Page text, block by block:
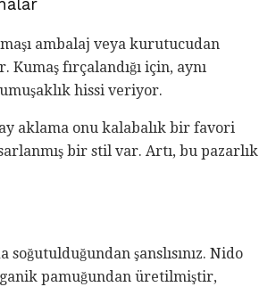
ambalaj veya kurutucudan
fırçalandığı için, aynı
hissi veriyor.
aklama onu kalabalık bir favori
bir stil var. Artı, bu pazarlık
şanslısınız. Nido
pamuğundan üretilmiştir,